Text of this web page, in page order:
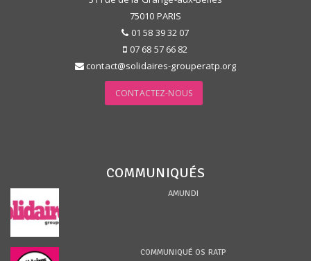
75010 PARIS
01 58 39 32 07
07 68 57 66 82
contact@solidaires-grouperatp.org
CONTACTEZ-NOUS
COMMUNIQUÉS
AMUNDI
COMMUNIQUÉ OS RATP